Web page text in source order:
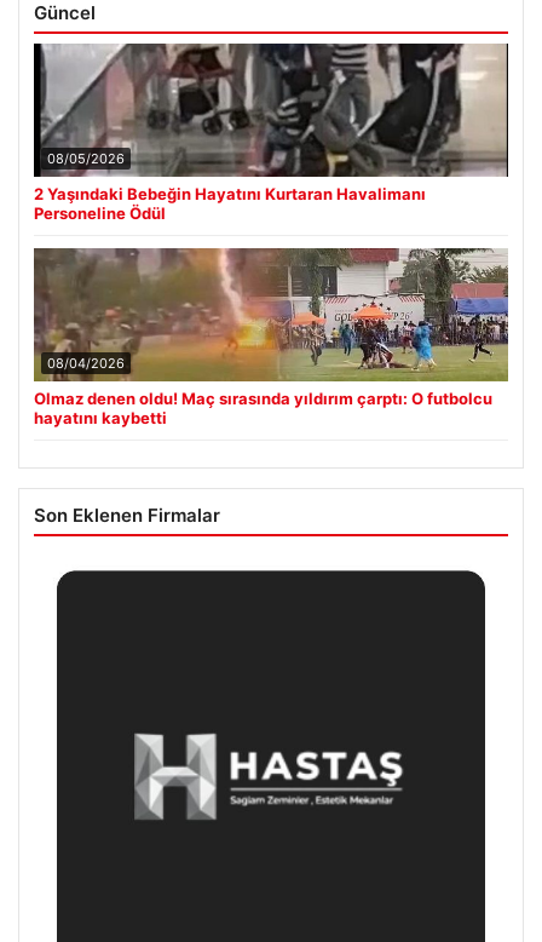
Güncel
08/05/2026
2 Yaşındaki Bebeğin Hayatını Kurtaran Havalimanı
Personeline Ödül
08/04/2026
Olmaz denen oldu! Maç sırasında yıldırım çarptı: O futbolcu
hayatını kaybetti
Son Eklenen Firmalar